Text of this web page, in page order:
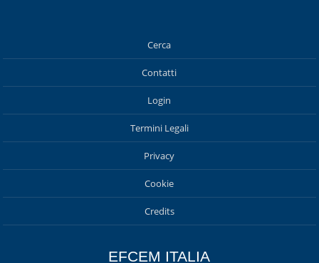
Cerca
Contatti
Login
Termini Legali
Privacy
Cookie
Credits
EFCEM ITALIA